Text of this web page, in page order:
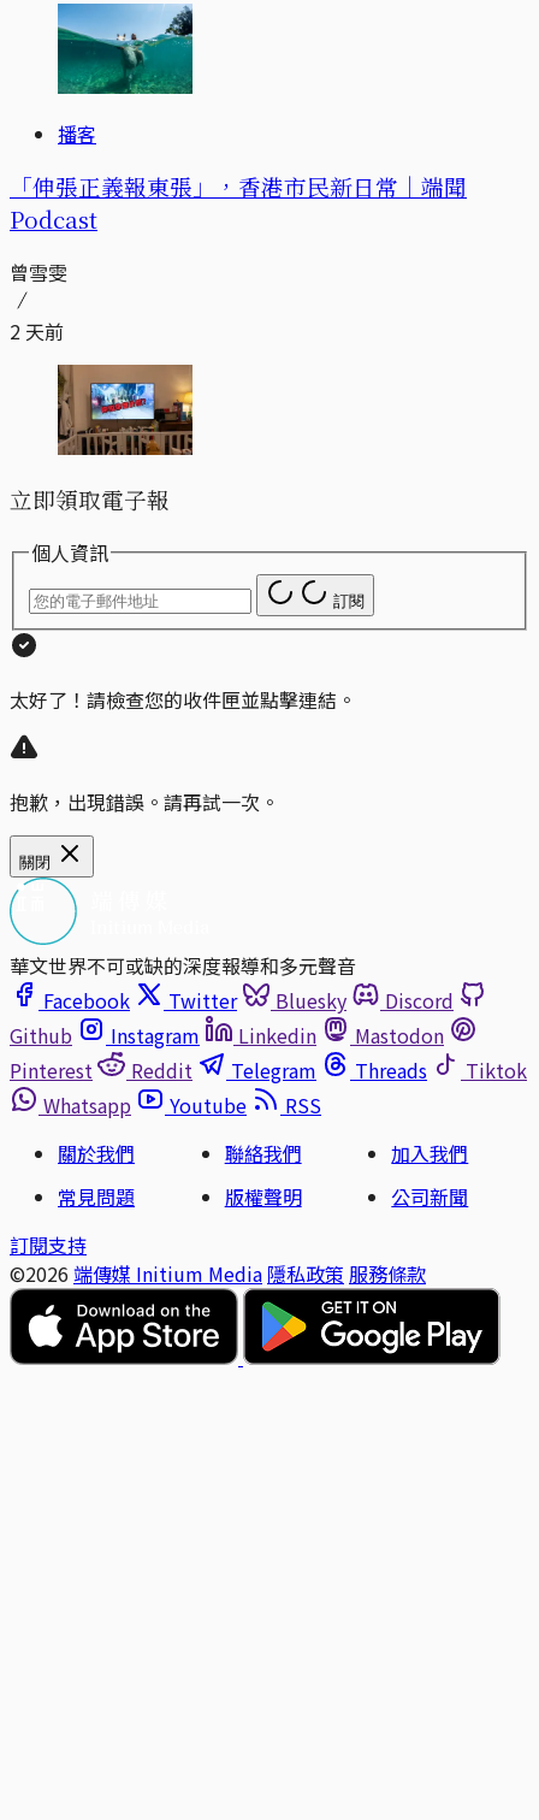
播客
「伸張正義報東張」，香港市民新日常｜端聞
Podcast
曾雪雯
2 天前
立即領取電子報
個人資訊
訂閱
太好了！請檢查您的收件匣並點擊連結。
抱歉，出現錯誤。請再試一次。
關閉
華文世界不可或缺的深度報導和多元聲音
Facebook
Twitter Bluesky
Discord
Github
Instagram Linkedin
Mastodon
Pinterest
Reddit Telegram Threads
Tiktok
Whatsapp
Youtube
RSS
關於我們
聯絡我們
加入我們
常見問題
版權聲明
公司新聞
訂閱支持
©2026 端傳媒 Initium Media 隱私政策 服務條款